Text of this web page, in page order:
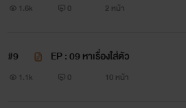
1.6k 0 2 หน้า
#9 EP : 09 หาเรื่องใส่ตัว
1.1k 0 10 หน้า